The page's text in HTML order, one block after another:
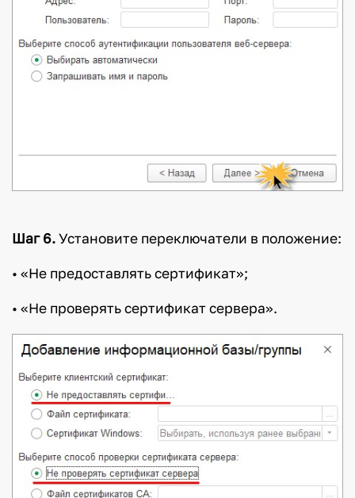
Шаг 6.Установите переключатели в положение:
• «Не предоставлять сертификат»;
• «Не проверять сертификат сервера».